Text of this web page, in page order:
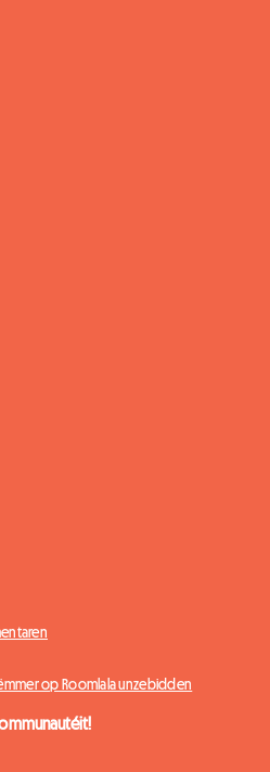
op Roomlala unzebidden